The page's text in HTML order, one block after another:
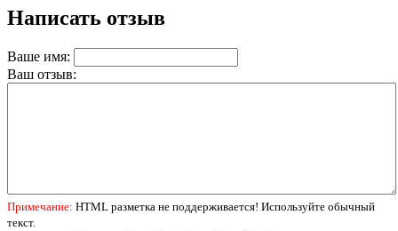
Написать отзыв
Ваше имя:
Ваш отзыв:
Примечание: HTML разметка не поддерживается! Используйте обычный
текст.